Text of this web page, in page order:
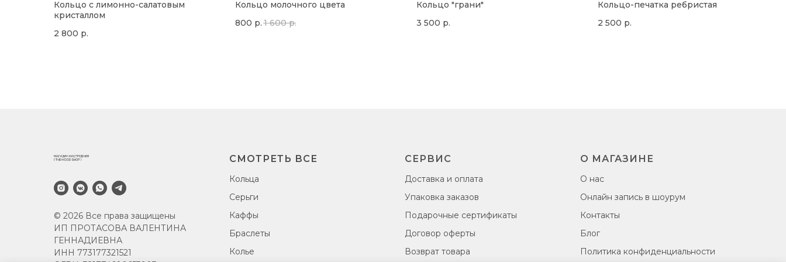
Кольцо с лимонно-салатовым
кристаллом
2 800 р.
Кольцо молочного цвета
800 р. 1 600 р.
Кольцо "грани"
3 500 р.
Кольцо-печатка ребристая
2 500 р.
© 2026 Все права защищены
ИП ПРОТАСОВА ВАЛЕНТИНА
ГЕННАДИЕВНА
ИНН 773177321521
СМОТРЕТЬ ВСЕ
Кольца
Серьги
Каффы
Браслеты
Колье
СЕРВИС
Доставка и оплата
Упаковка заказов
Подарочные сертификаты
Договор оферты
Возврат товара
О МАГАЗИНЕ
О нас
Онлайн запись в шоурум
Контакты
Блог
Политика конфиденциальности